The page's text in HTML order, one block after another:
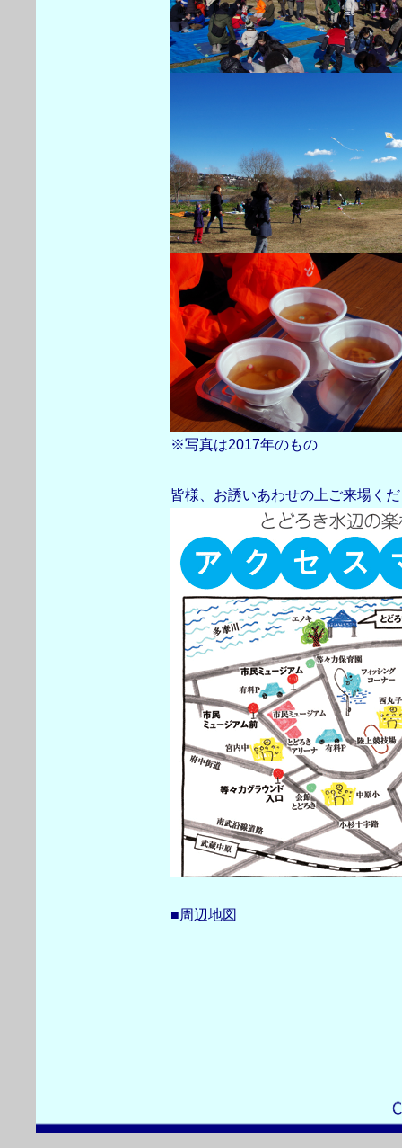
※写真は2017年のもの
皆様、お誘いあわせの上ご来場く
■周辺地図